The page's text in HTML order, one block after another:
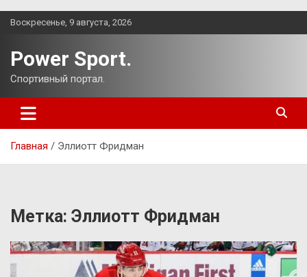
Перейти
Воскресенье, 9 августа, 2026
Power Sport.
Спортивный портал.
Главная Эллиотт Фридман
Метка: Эллиотт Фридман